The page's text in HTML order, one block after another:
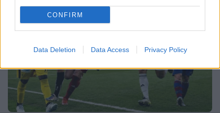
CONFIRM
Data Deletion Data Access Privacy Policy
MEDIA
δολοφόνος! Το νυφικό με το
εκδίκηση
SHOWBIZ